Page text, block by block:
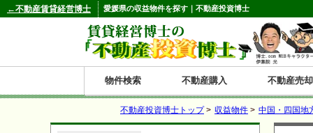
愛媛県の収益物件を探す｜不動産投資博士
物件検索 不動産購入 不動産売却
←不動産賃貸経営博士
不動産投資博士トップ> 収益物件 > 中国・四国地